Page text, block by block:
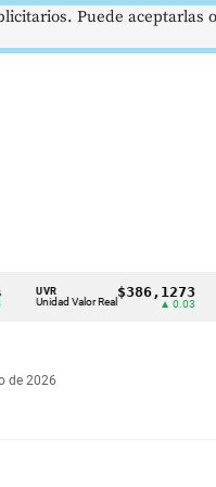
Valor Real
$386,1273
de 2026
Puede aceptarlas